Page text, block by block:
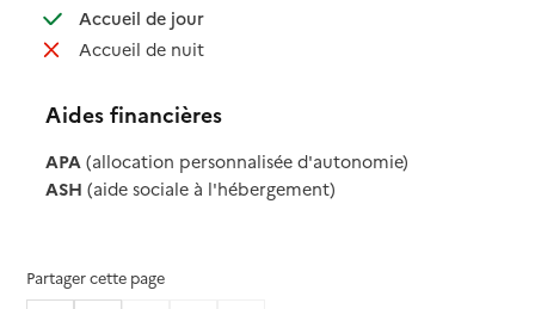
Accueil de jour: disponible
Accueil de nuit: non disponible
Aides financières
APA (allocation personnalisée d'autonomie)
ASH (aide sociale à l'hébergement)
Partager cette page